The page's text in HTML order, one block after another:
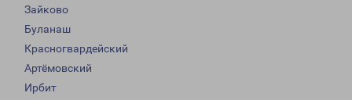
Зайково
Буланаш
Красногвардейский
Артёмовский
Ирбит